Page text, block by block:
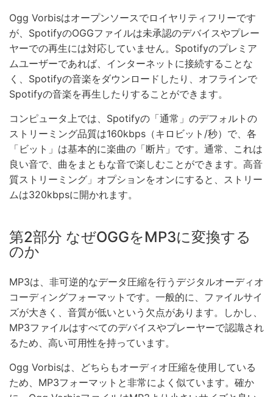
Ogg Vorbisはオープンソースでロイヤリティフリーです
が、SpotifyのOGGファイルは未承認のデバイスやプレー
ヤーでの再生には対応していません。Spotifyのプレミア
ムユーザーであれば、インターネットに接続することな
く、Spotifyの音楽をダウンロードしたり、オフラインで
Spotifyの音楽を再生したりすることができます。
コンピュータ上では、Spotifyの「通常」のデフォルトの
ストリーミング品質は160kbps（キロビット/秒）で、各
「ビット」は基本的に楽曲の「断片」です。通常、これは
良い音で、曲をまともな音で楽しむことができます。高音
質ストリーミング」オプションをオンにすると、ストリー
ムは320kbpsに開かれます。
第2部分 なぜOGGをMP3に変換する
のか
MP3は、非可逆的なデータ圧縮を行うデジタルオーディオ
コーディングフォーマットです。一般的に、ファイルサイ
ズが大きく、音質が低いという欠点があります。しかし、
MP3ファイルはすべてのデバイスやプレーヤーで認識され
るため、高い可用性を持っています。
Ogg Vorbisは、どちらもオーディオ圧縮を使用している
ため、MP3フォーマットと非常によく似ています。確か